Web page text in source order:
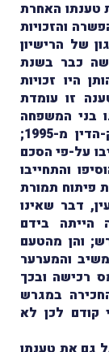
טענתו האחרת
והזכויות
של הרישיון
1949 וכי למעשה כבר בשנת
היו זכויות
זו עומדת
בני המשפחה
בתביעה לסילוק יד אשר בה ניתן פסק-הדין מ-1995;
על-פי הסכם
והתחייבו
פיתוח תמורת
דבר שאינו
הייתה בידם
והן מהטעם
והמערער
רכישה ובכך
במגרש
קודם לכן לא